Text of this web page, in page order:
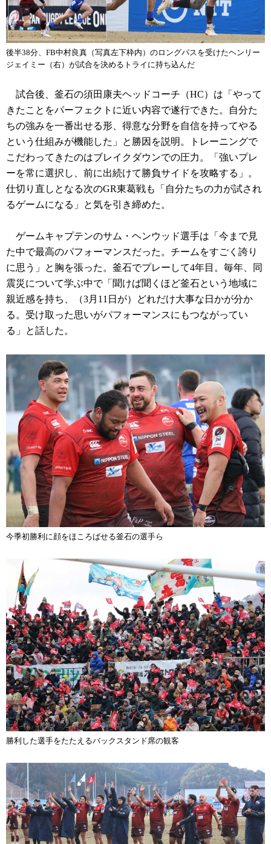
後半38分、FB中村良真（写真左下枠内）のロングパスを受けたヘンリー
ジェイミー（右）が試合を決めるトライに持ち込んだ
試合後、釜石の須田康夫ヘッドコーチ（HC）は「やって
きたことをパーフェクトに近い内容で遂行できた。自分た
ちの強みを一番出せる形、得意な分野を自信を持ってやる
という仕組みが機能した」と勝因を説明。トレーニングで
こだわってきたのはブレイクダウンでの圧力。「強いプレ
ーを常に選択し、前に出続けて勝負サイドを攻略する」。
仕切り直しとなる次のGR東葛戦も「自分たちの力が試され
るゲームになる」と気を引き締めた。
ゲームキャプテンのサム・ヘンウッド選手は「今まで見
た中で最高のパフォーマンスだった。チームをすごく誇り
に思う」と胸を張った。釜石でプレーして4年目。毎年、同
震災について学ぶ中で「聞けば聞くほど釜石という地域に
親近感を持ち、（3月11日が）どれだけ大事な日かが分か
る。受け取った思いがパフォーマンスにもつながってい
る」と話した。
今季初勝利に顔をほころばせる釜石の選手ら
勝利した選手をたたえるバックスタンド席の観客